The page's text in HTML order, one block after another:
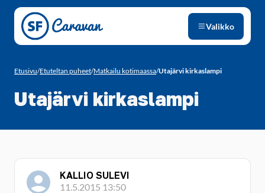
Siirry sivun sisältöön
Valikko
Etusivu/Etuteltan puheet/Matkailu kotimaassa/Utajärvi kirkaslampi
Utajärvi kirkaslampi
KALLIO SULEVI
11.5.2015 13:50